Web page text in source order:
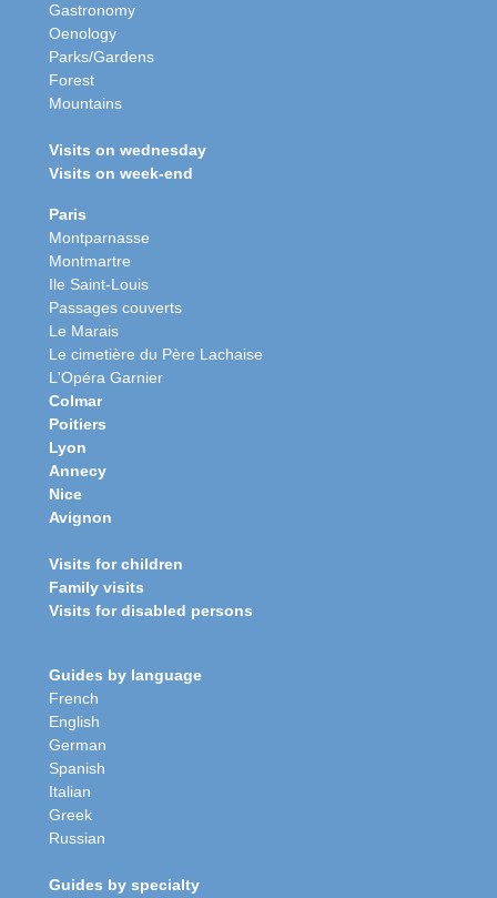
Gastronomy
Oenology
Parks/Gardens
Forest
Mountains
Visits on wednesday
Visits on week-end
Paris
Montparnasse
Montmartre
Ile Saint-Louis
Passages couverts
Le Marais
Le cimetière du Père Lachaise
L'Opéra Garnier
Colmar
Poitiers
Lyon
Annecy
Nice
Avignon
Visits for children
Family visits
Visits for disabled persons
Guides by language
French
English
German
Spanish
Italian
Greek
Russian
Guides by specialty